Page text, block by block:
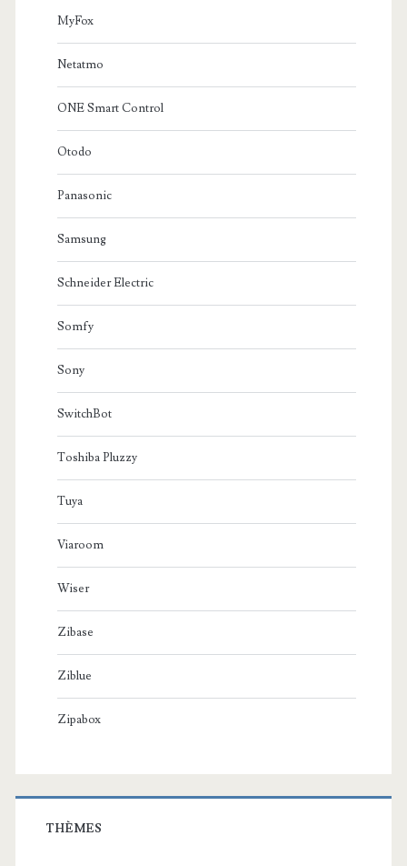
MyFox
Netatmo
ONE Smart Control
Otodo
Panasonic
Samsung
Schneider Electric
Somfy
Sony
SwitchBot
Toshiba Pluzzy
Tuya
Viaroom
Wiser
Zibase
Ziblue
Zipabox
THÈMES